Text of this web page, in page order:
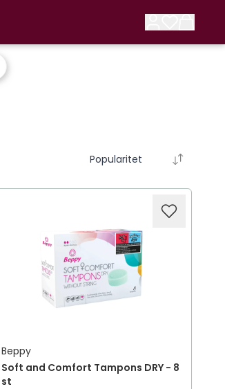
Popularitet
Beppy
Soft and Comfort Tampons DRY - 8
st